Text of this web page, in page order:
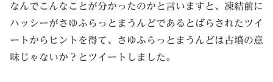
なんでこんなことが分かったのかと言いますと、凍結前に
ハッシーがさゆふらっとまうんどであるとばらされたツイ
ートからヒントを得て、さゆふらっとまうんどは古墳の意
味じゃないか？とツイートしました。